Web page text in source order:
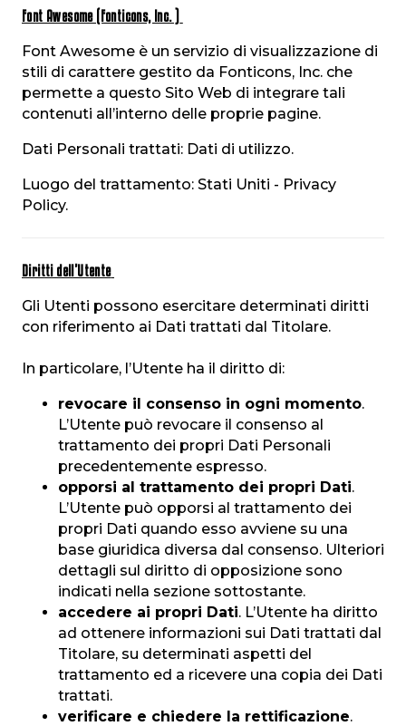
Font Awesome (Fonticons, Inc. )
Font Awesome è un servizio di visualizzazione di
stili di carattere gestito da Fonticons, Inc. che
permette a questo Sito Web di integrare tali
contenuti all’interno delle proprie pagine.
Dati Personali trattati: Dati di utilizzo.
Luogo del trattamento: Stati Uniti - Privacy
Policy.
Diritti dell’Utente
Gli Utenti possono esercitare determinati diritti
con riferimento ai Dati trattati dal Titolare.
In particolare, l’Utente ha il diritto di:
revocare il consenso in ogni momento.
L’Utente può revocare il consenso al
trattamento dei propri Dati Personali
precedentemente espresso.
opporsi al trattamento dei propri Dati.
L’Utente può opporsi al trattamento dei
propri Dati quando esso avviene su una
base giuridica diversa dal consenso. Ulteriori
dettagli sul diritto di opposizione sono
indicati nella sezione sottostante.
accedere ai propri Dati. L’Utente ha diritto
ad ottenere informazioni sui Dati trattati dal
Titolare, su determinati aspetti del
trattamento ed a ricevere una copia dei Dati
trattati.
verificare e chiedere la rettificazione.